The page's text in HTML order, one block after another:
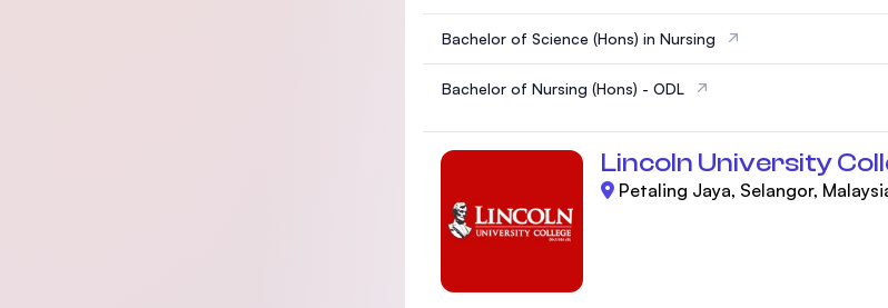
Bachelor of Science (Hons) in Nursing
Bachelor of Nursing (Hons) - ODL
Lincoln University
Petaling Jaya, Selangor,